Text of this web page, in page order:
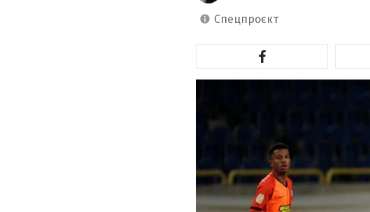
спецпроєкт